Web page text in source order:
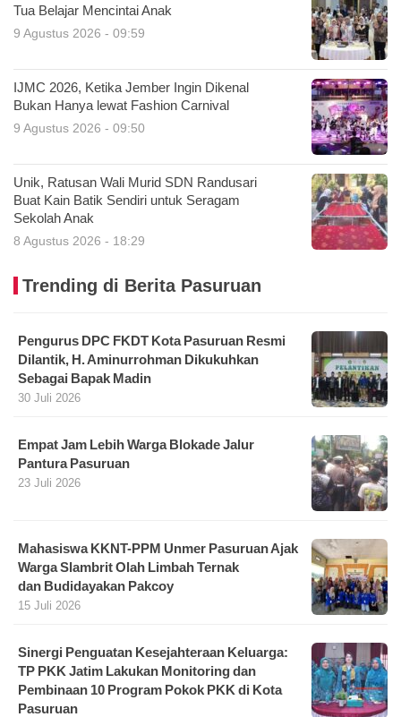
Tua Belajar Mencintai Anak
9 Agustus 2026 - 09:59
IJMC 2026, Ketika Jember Ingin Dikenal
Bukan Hanya lewat Fashion Carnival
9 Agustus 2026 - 09:50
Unik, Ratusan Wali Murid SDN Randusari
Buat Kain Batik Sendiri untuk Seragam
Sekolah Anak
8 Agustus 2026 - 18:29
Trending di Berita Pasuruan
Pengurus DPC FKDT Kota Pasuruan Resmi
Dilantik, H. Aminurrohman Dikukuhkan
Sebagai Bapak Madin
30 Juli 2026
Empat Jam Lebih Warga Blokade Jalur
Pantura Pasuruan
23 Juli 2026
Mahasiswa KKNT-PPM Unmer Pasuruan Ajak
Warga Slambrit Olah Limbah Ternak
dan Budidayakan Pakcoy
15 Juli 2026
Sinergi Penguatan Kesejahteraan Keluarga:
TP PKK Jatim Lakukan Monitoring dan
Pembinaan 10 Program Pokok PKK di Kota
Pasuruan